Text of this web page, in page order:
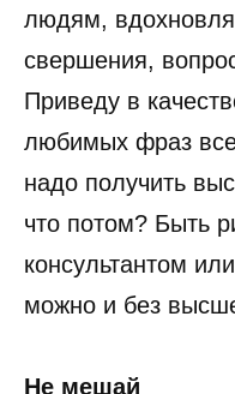
людям,
свершения,
Приведу в
любимых фраз
надо получить
что потом? Быть
консультантом
можно и без
Не мешай